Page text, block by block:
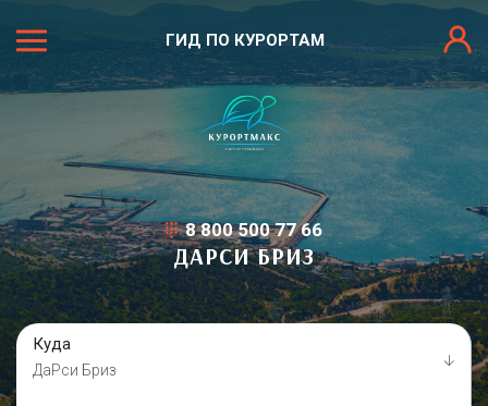
ГИД ПО КУРОРТАМ
8 800 500 77 66
ДАРСИ БРИЗ
Куда
ДаРси Бриз